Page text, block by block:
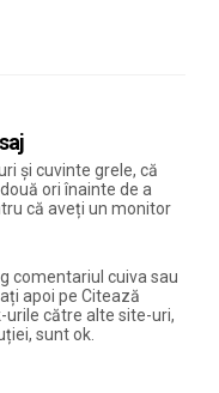
și cuvinte grele, că
ori înainte de a
că aveți un monitor
comentariul cuiva sau
apoi pe Citează
urile către alte site-uri,
sunt ok.